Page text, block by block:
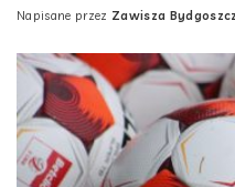
Posted
Napisane przez Zawisza Bydgoszcz